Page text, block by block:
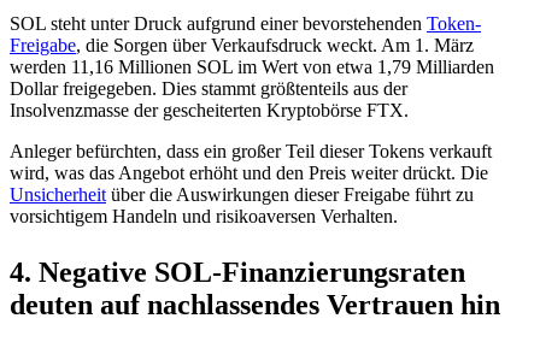
SOL steht unter Druck aufgrund einer bevorstehenden Token-
Freigabe, die Sorgen über Verkaufsdruck weckt. Am 1. März
werden 11,16 Millionen SOL im Wert von etwa 1,79 Milliarden
Dollar freigegeben. Dies stammt größtenteils aus der
Insolvenzmasse der gescheiterten Kryptobörse FTX.
Anleger befürchten, dass ein großer Teil dieser Tokens verkauft
wird, was das Angebot erhöht und den Preis weiter drückt. Die
Unsicherheit über die Auswirkungen dieser Freigabe führt zu
vorsichtigem Handeln und risikoaversen Verhalten.
4. Negative SOL-Finanzierungsraten
deuten auf nachlassendes Vertrauen hin